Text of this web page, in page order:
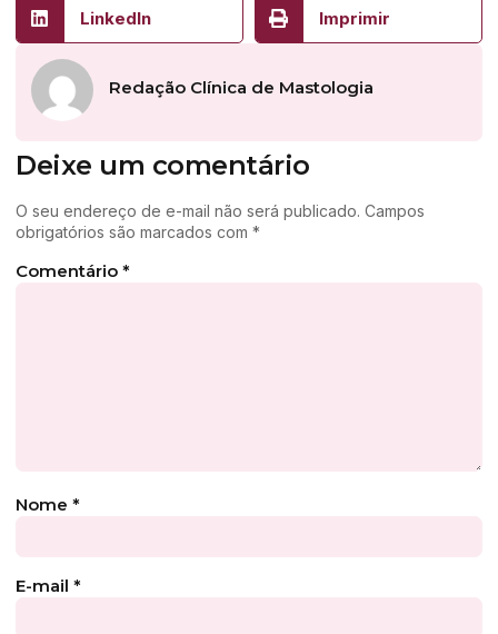
LinkedIn Imprimir
Redação Clínica de Mastologia
Deixe um comentário
O seu endereço de e-mail não será publicado. Campos
obrigatórios são marcados com *
Comentário *
Nome *
E-mail *